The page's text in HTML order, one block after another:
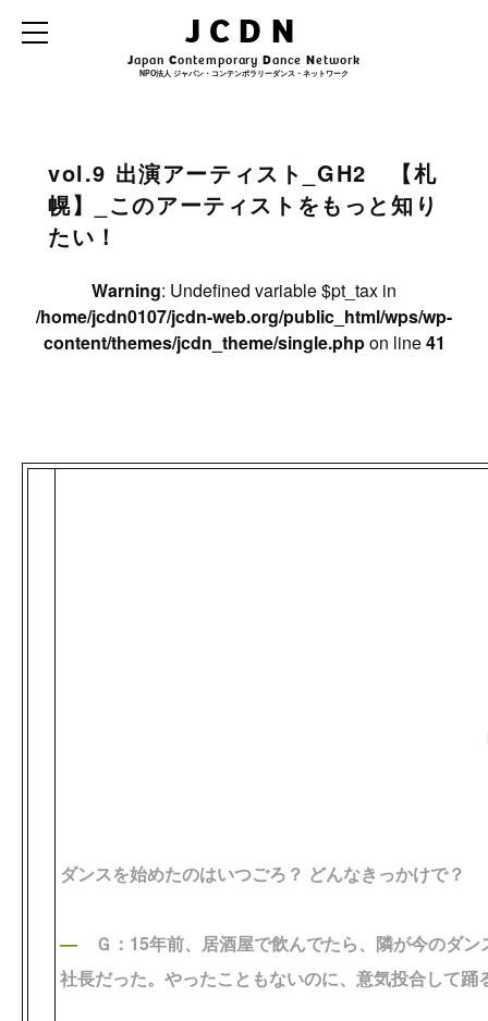
JCDN
Japan ContemporaryDanceNetwork
NPO法人 ジャパン・コンテンポラリーダンス・ネットワーク
/home/jcdn0107/jcdn-web.org/public_html/wps/wp-
content/themes/jcdn_theme/single.php
vol.9 出演アーティスト_GH2 【札
幌】_このアーティストをもっと知り
たい！
Warning: Undefined variable $pt_tax in
/home/jcdn0107/jcdn-web.org/public_html/wps/wp-
content/themes/jcdn_theme/single.phpon line41
ダンスを始めたのはいつごろ？ どんなきっかけで？
―
Ｇ：15年前、居酒屋で飲んでたら、隣が今のダン
社長だった。やったこともないのに、意気投合して踊